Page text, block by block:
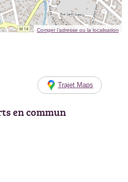
Corriger l’adresse ou la localisation
Trajet Maps
en commun